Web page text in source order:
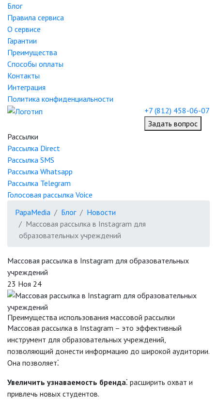
Блог
Правила сервиса
О сервисе
Гарантии
Преимущества
Способы оплаты
Контакты
Интеграция
Политика конфиденциальности
+7 (812) 458-06-07
Задать вопрос
Рассылки
Рассылка Direct
Рассылка SMS
Рассылка Whatsapp
Рассылка Telegram
Голосовая рассылка Voice
PapaMedia
Блог
Новости
Массовая рассылка в Instagram для
образовательных учреждений
Массовая рассылка в Instagram для образовательных
учреждений
23 Ноя 24
Преимущества использования массовой рассылки
Массовая рассылка в Instagram – это эффективный
инструмент для образовательных учреждений,
позволяющий донести информацию до широкой аудитории.
Она позволяет⁚
Увеличить узнаваемость бренда⁚ расширить охват и
привлечь новых студентов.